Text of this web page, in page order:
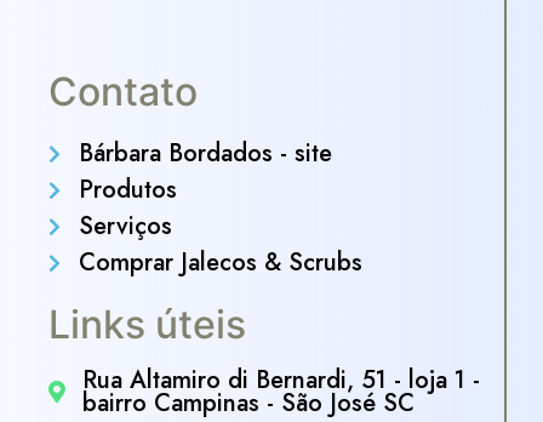
Contato
Bárbara Bordados - site
Produtos
Serviços
Comprar Jalecos & Scrubs
Links úteis
Rua Altamiro di Bernardi, 51 - loja 1 -
bairro Campinas - São José SC